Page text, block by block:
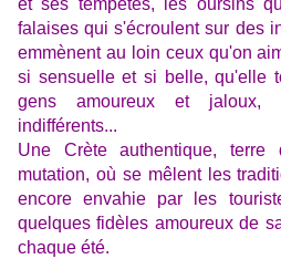
et ses tempêtes, les oursins
falaises qui s'écroulent sur des
emmènent au loin ceux qu'on
si sensuelle et si belle, qu'elle
gens amoureux et jaloux,
indifférents...
Une Crète authentique,terre
mutation, où se mêlent les
encore envahie par les
quelques fidèles amoureux de
chaque été.